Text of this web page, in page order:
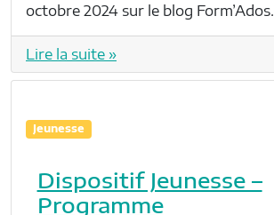
octobre 2024 sur le blog Form’Ados.
Lire la suite »
Jeunesse
Dispositif Jeunesse –
Programme